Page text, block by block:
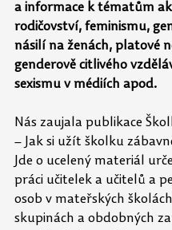
a informace k tématům
rodičovství, feminismu,
násilí na ženách, platové
genderově citlivého
sexismu v médiích apod.
Nás zaujala publikace
– Jak si užít školku
Jde o ucelený materiál
práci učitelek a učitelů a
osob v mateřských
skupinách a obdobných